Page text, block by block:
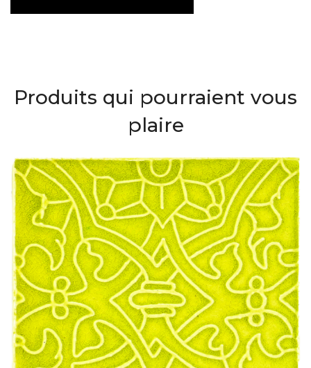
Produits qui pourraient vous
plaire